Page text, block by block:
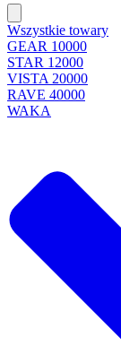
Wszystkie towary
GEAR 10000
STAR 12000
VISTA 20000
RAVE 40000
WAKA